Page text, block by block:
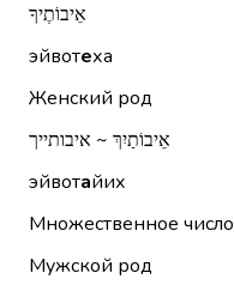
אֵיבוֹתֶיךָ
эйвотеха
Женский род
אֵיבוֹתַיִךְ ~ איבותייך
эйвотайих
Множественное число
Мужской род